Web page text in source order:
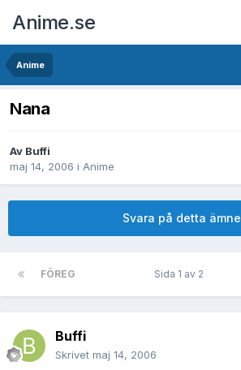
Anime.se
Anime
Nana
Av Buffi
maj 14, 2006 i Anime
Svara på detta ämne
FÖREG Sida 1 av 2
Buffi
Skrivet maj 14, 2006